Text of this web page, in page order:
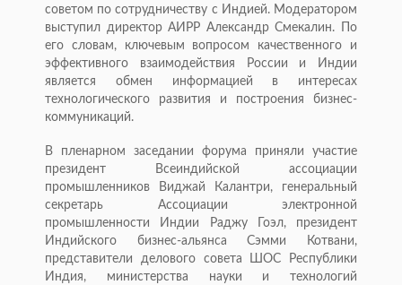
советом по сотрудничеству с Индией. Модератором
выступил директор АИРР Александр Смекалин. По
его словам, ключевым вопросом качественного и
эффективного взаимодействия России и Индии
является обмен информацией в интересах
технологического развития и построения бизнес-
коммуникаций.
В пленарном заседании форума приняли участие
президент Всеиндийской ассоциации
промышленников Виджай Калантри, генеральный
секретарь Ассоциации электронной
промышленности Индии Раджу Гоэл, президент
Индийского бизнес-альянса Сэмми Котвани,
представители делового совета ШОС Республики
Индия, министерства науки и технологий